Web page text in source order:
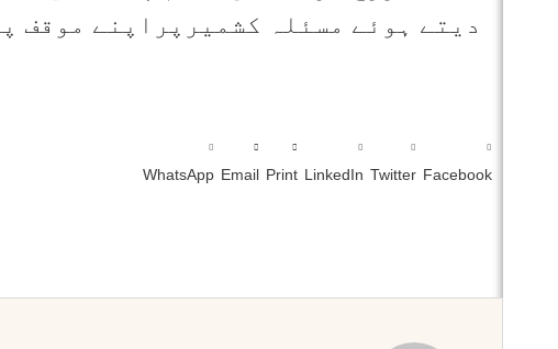
دیتے ہوئے مسئلہ کشمیرپراپنے موقف
Facebook
Twitter
LinkedIn
Print
Email
WhatsApp